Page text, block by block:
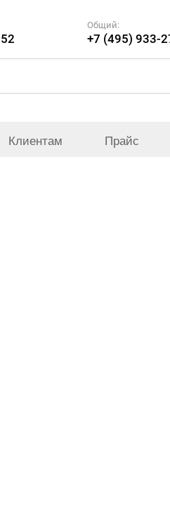
Общий:
+7 (495) 933-
Клиентам Прайс